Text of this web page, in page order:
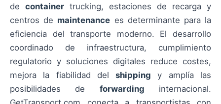
de container trucking, estaciones de recarga y
centros de maintenance es determinante para la
eficiencia del transporte moderno. El desarrollo
coordinado de infraestructura, cumplimiento
regulatorio y soluciones digitales reduce costes,
mejora la fiabilidad delshipping y amplía las
posibilidades de forwarding internacional.